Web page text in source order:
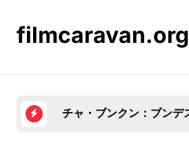
contentfilmcaravan.org